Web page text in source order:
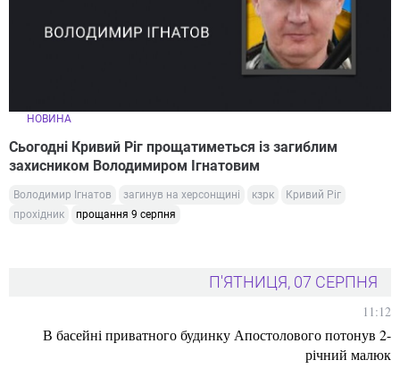
НОВИНА
Сьогодні Кривий Ріг прощатиметься із загиблим
захисником Володимиром Ігнатовим
Володимир Ігнатов загинув на херсонщині кзрк
Кривий Ріг
прохідник
прощання 9 серпня
П'ЯТНИЦЯ, 07 СЕРПНЯ
11:12
В басейні приватного будинку Апостолового потонув 2-
річний малюк